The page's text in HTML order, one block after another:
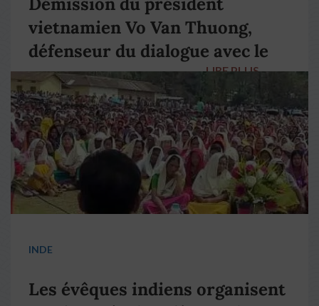
vietnamien Vo Van Thuong,
défenseur du dialogue avec le
pape François
LIRE PLUS →
INDE
Les évêques indiens organisent